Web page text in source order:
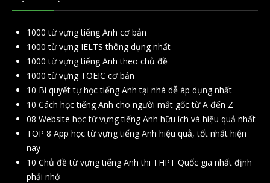
1000 từ vựng tiếng Anh cơ bản
1000 từ vựng IELTS thông dụng nhất
1000 từ vựng tiếng Anh theo chủ đề
1000 từ vựng TOEIC cơ bản
10 Bí quyết tự học tiếng Anh tại nhà dễ áp dụng nhất
10 Cách học tiếng Anh cho người mất gốc từ A đến Z
08 Website học từ vựng tiếng Anh hữu ích và hiệu quả nhất
TOP 8 App học từ vựng tiếng Anh hiệu quả, tốt nhất hiện
nay
10 Chủ đề từ vựng tiếng Anh thi THPT Quốc gia nhất định
phải nhớ